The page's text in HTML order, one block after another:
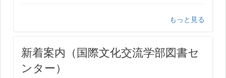
もっと見る
新着案内（国際文化交流学部図書セ
ンター）